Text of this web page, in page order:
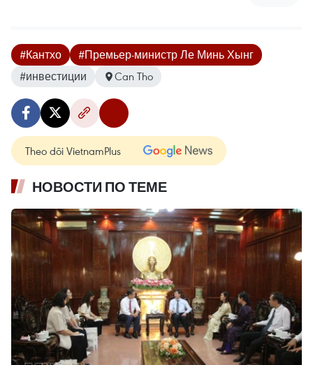
#Кантхо
#Премьер-министр Ле Минь Хынг
#инвестиции
Can Tho
Theo dõi VietnamPlus
НОВОСТИ ПО ТЕМЕ